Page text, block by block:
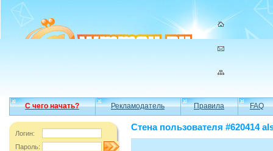
С чего начать? Рекламодатель Правила FAQ
Логин:
Пароль:
Стена пользователя #620414